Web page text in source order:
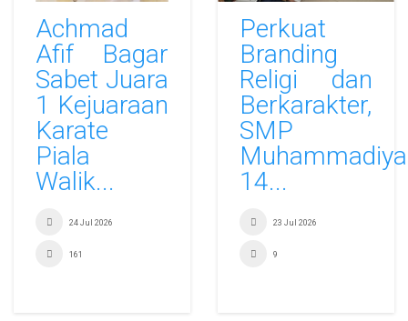
Achmad
Afif Bagar
Sabet Juara
1 Kejuaraan
Karate
Piala
Walik...
24 Jul 2026
161
Perkuat
Branding
Religi dan
Berkarakter,
SMP
14...
23 Jul 2026
9